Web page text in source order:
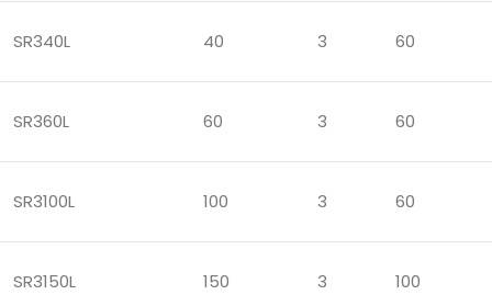
SR340L 40 3 60
SR360L 60 3 60
SR3100L 100 3 60
SR3150L 150 3 100